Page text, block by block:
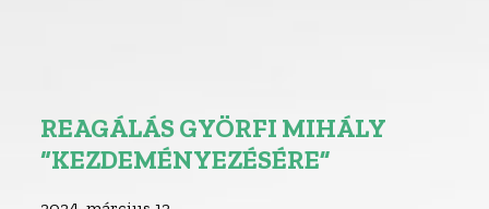
REAGÁLÁS GYÖRFI MIHÁLY
“KEZDEMÉNYEZÉSÉRE”